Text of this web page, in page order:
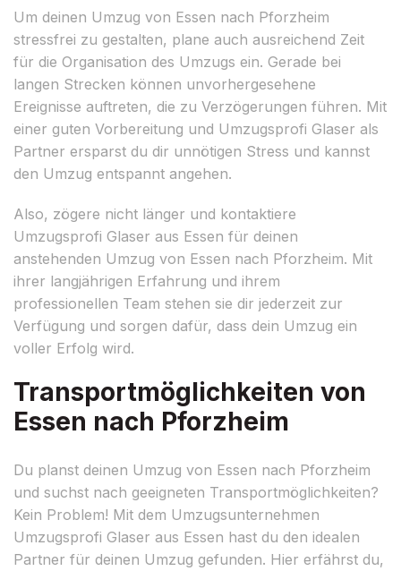
Um deinen Umzug von Essen nach Pforzheim
stressfrei zu gestalten, plane auch ausreichend Zeit
für die Organisation des Umzugs ein. Gerade bei
langen Strecken können unvorhergesehene
Ereignisse auftreten, die zu Verzögerungen führen. Mit
einer guten Vorbereitung und Umzugsprofi Glaser als
Partner ersparst du dir unnötigen Stress und kannst
den Umzug entspannt angehen.
Also, zögere nicht länger und kontaktiere
Umzugsprofi Glaser aus Essen für deinen
anstehenden Umzug von Essen nach Pforzheim. Mit
ihrer langjährigen Erfahrung und ihrem
professionellen Team stehen sie dir jederzeit zur
Verfügung und sorgen dafür, dass dein Umzug ein
voller Erfolg wird.
Transportmöglichkeiten von
Essen nach Pforzheim
Du planst deinen Umzug von Essen nach Pforzheim
und suchst nach geeigneten Transportmöglichkeiten?
Kein Problem! Mit dem Umzugsunternehmen
Umzugsprofi Glaser aus Essen hast du den idealen
Partner für deinen Umzug gefunden. Hier erfährst du,